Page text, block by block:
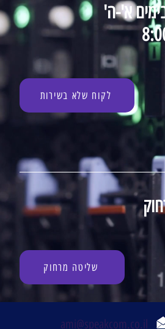
א'-ה'
לקוח שלא בשירות
שליטה מרחוק
ami@speakcom.co.il